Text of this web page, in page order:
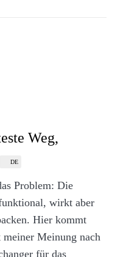
zur Geltung
packende
und die
wirken
Die Handlung
der ein junges
Hollywood-
Akzente. Im Mittelteil
da die
Weg,
DE
Problem: Die
wirkt aber
Hier kommt
Meinung nach
für das